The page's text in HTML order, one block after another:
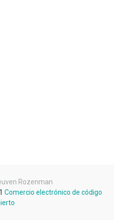
Rozenman
Comercio electrónico de código